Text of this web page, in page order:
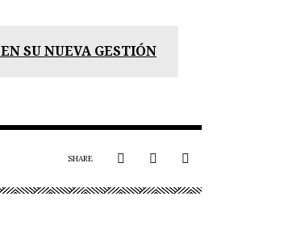
SU NUEVA GESTIÓN
SHARE